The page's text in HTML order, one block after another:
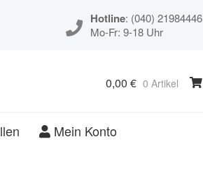
Hotline: (040) 21984446
Mo-Fr: 9-18 Uhr
0,00 € 0 Artikel
Mein Konto